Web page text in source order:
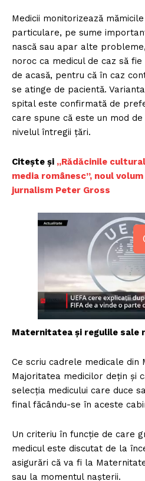
Medicii monitorizează
particulare, pe sume
nască sau apar alte
noroc ca medicul de caz să
de acasă, pentru că în caz
se atinge de pacientă.
spital este confirmată de
care spune că este un mod
nivelul întregii țări.
Citește și „Rădăcinile
media românesc”, noul
jurnalism Peter Gross
Maternitatea și regulile sale
Ce scriu cadrele medicale din
Majoritatea medicilor dețin și
selecția medicului care duce
final făcându-se în aceste
Un criteriu în funcție de care
medicul este discutat de la
asigurări că va fi la
sau la momentul nașterii.